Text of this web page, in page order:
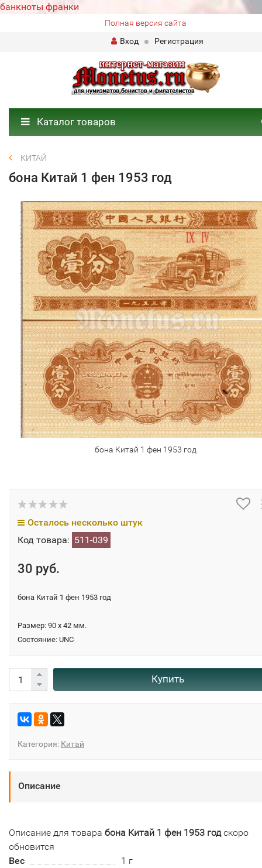
банкноты франки
Полная версия сайта
Вход
Регистрация
Каталог товаров
КИТАЙ
бона Китай 1 фен 1953 год
бона Китай 1 фен 1953 год
Осталось несколько штук
Код товара: 511-039
30 руб.
бона Китай 1 фен 1953 год
Размер: 90 х 42 мм.
Состояние: UNC
Купить
Категория: Китай
Описание
Описание для товара бона Китай 1 фен 1953 годскоро
обновится
Вес
1 г